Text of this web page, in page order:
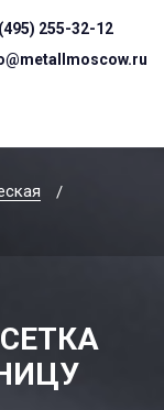
255-32-12